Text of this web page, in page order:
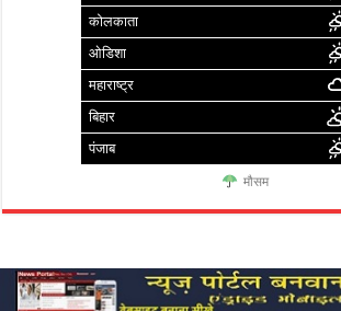
कोलकाता
ओडिशा
महाराष्ट्र
बिहार
पंजाब
मौसम